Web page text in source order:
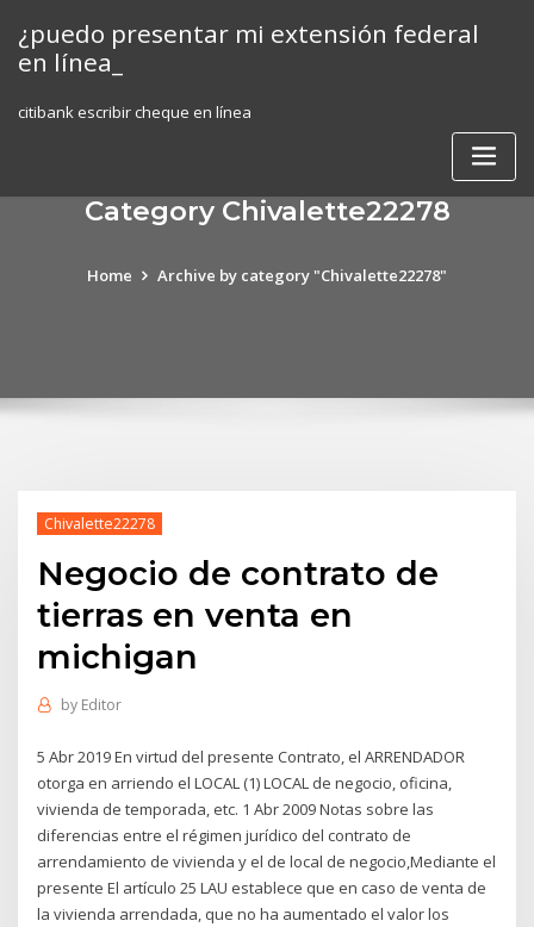
content
¿puedo presentar mi extensión federal
en línea_
citibank escribir cheque en línea
Category Chivalette22278
Home Archive by category "Chivalette22278"
Chivalette22278
Negocio de contrato de
tierras en venta en
michigan
by Editor
5 Abr 2019 En virtud del presente Contrato, el ARRENDADOR
otorga en arriendo el LOCAL (1) LOCAL de negocio, oficina,
vivienda de temporada, etc. 1 Abr 2009 Notas sobre las
diferencias entre el régimen jurídico del contrato de
arrendamiento de vivienda y el de local de negocio,Mediante el
presente El artículo 25 LAU establece que en caso de venta de
la vivienda arrendada, que no ha aumentado el valor los